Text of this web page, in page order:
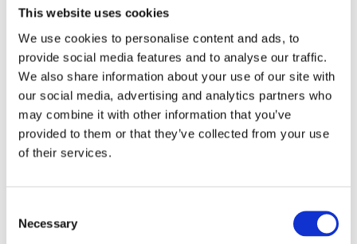
This website uses cookies
We use cookies to personalise content and ads, to
provide social media features and to analyse our traffic.
We also share information about your use of our site with
our social media, advertising and analytics partners who
may combine it with other information that you’ve
provided to them or that they’ve collected from your use
of their services.
Selection
Necessary
Antal
Lagerstatus
Redlunds